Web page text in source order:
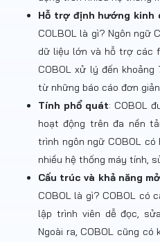
Hỗ trợ định hướng kinh
COLBOL là gì? Ngôn ngữ
dữ liệu lớn và hỗ trợ các
COBOL xử lý đến khoảng
từ những báo cáo đơn
Tính phổ quát: COBOL
hoạt động trên đa nền
trình ngôn ngữ COBOL
nhiều hệ thống máy tính,
Cấu trúc và khả năng
COBOL là gì? COBOL có
lập trình viên dễ đọc,
Ngoài ra, COBOL cũng